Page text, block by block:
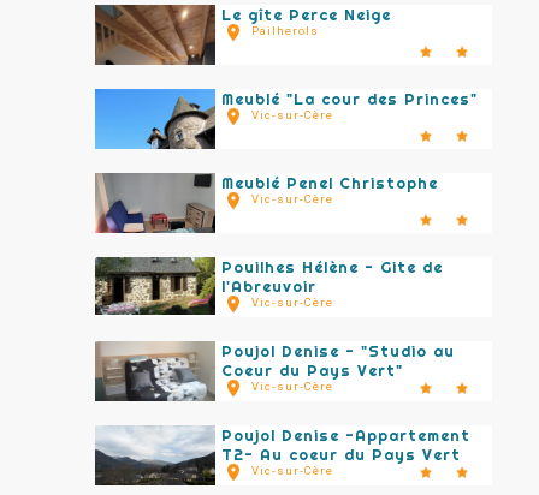
Le gîte Perce Neige
Pailherols
Meublé "La cour des Princes"
Vic-sur-Cère
Meublé Penel Christophe
Vic-sur-Cère
Pouilhes Hélène - Gite de
l'Abreuvoir
Vic-sur-Cère
Poujol Denise - "Studio au
Coeur du Pays Vert"
Vic-sur-Cère
Poujol Denise -Appartement
T2- Au coeur du Pays Vert
Vic-sur-Cère